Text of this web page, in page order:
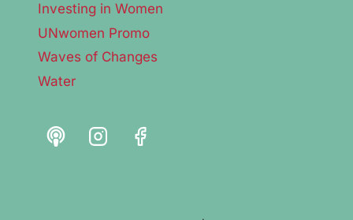
Investing in Women
UNwomen Promo
Waves of Changes
Water